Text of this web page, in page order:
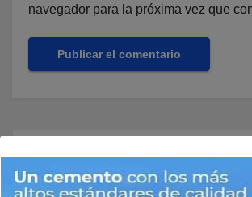
navegador para la próxima vez que